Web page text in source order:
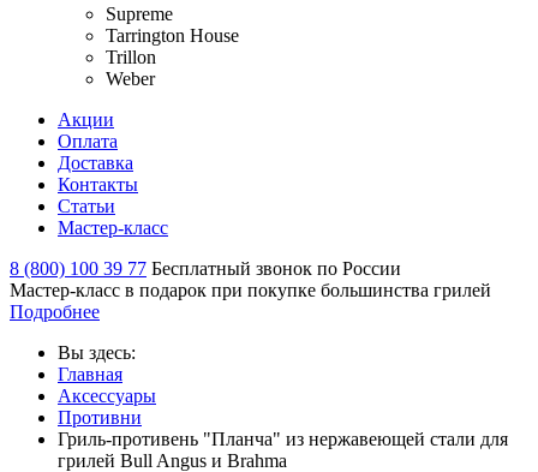
Supreme
Tarrington House
Trillon
Weber
Акции
Оплата
Доставка
Контакты
Статьи
Мастер-класс
8 (800) 100 39 77 Бесплатный звонок по России
Мастер-класс в подарок при покупке большинства грилей
Подробнее
Вы здесь:
Главная
Аксессуары
Противни
Гриль-противень "Планча" из нержавеющей стали для
грилей Bull Angus и Brahma